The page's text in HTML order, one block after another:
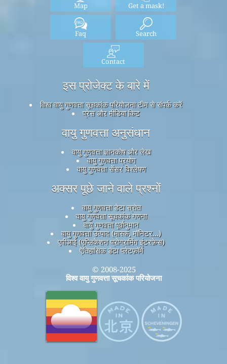
Map Get a mask!
Faq Search
Contact
इस प्रोजेक्ट के बारे में
विश्व वायु गुणवत्ता सूचकांक परियोजना टीम से संपर्क करें
प्रेस और मीडिया किट
वायु गुणवत्ता अनुसंधान
वायु गुणवत्ता ज्ञानकोष और लेख
वायु गुणवत्ता प्रयोग
वायु गुणवत्ता सेंसर विश्लेषण
अक्सर पूछे जाने वाले प्रश्नों
वायु गुणवत्ता डेटा स्रोत
वायु गुणवत्ता सूचकांक गणना
वायु गुणवत्ता पूर्वानुमान
वायु गुणवत्ता उत्पाद (मास्क, मॉनिटर...)
एपीआई (एप्लिकेशन प्रोग्रामिंग इंटरफ़ेस)
ऐतिहासिक डेटा प्लेटफ़ॉर्म
© 2008-2025
विश्व वायु गुणवत्ता सूचकांक परियोजना